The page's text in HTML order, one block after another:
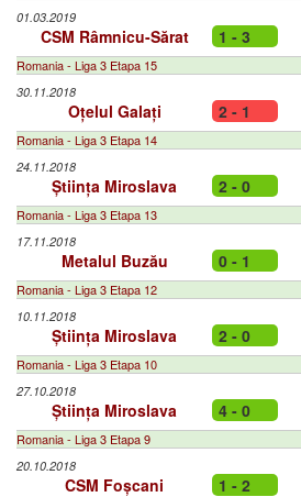
01.03.2019
CSM Râmnicu-Sărat 1 - 3
Romania - Liga 3 Etapa 15
30.11.2018
Oțelul Galați 2 - 1
Romania - Liga 3 Etapa 14
24.11.2018
Știința Miroslava 2 - 0
Romania - Liga 3 Etapa 13
17.11.2018
Metalul Buzău 0 - 1
Romania - Liga 3 Etapa 12
10.11.2018
Știința Miroslava 2 - 0
Romania - Liga 3 Etapa 10
27.10.2018
Știința Miroslava 4 - 0
Romania - Liga 3 Etapa 9
20.10.2018
CSM Foșcani 1 - 2